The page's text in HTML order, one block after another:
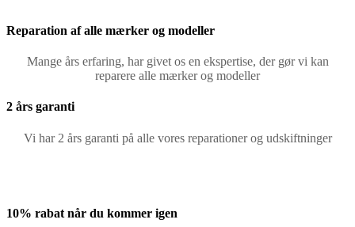
Reparation af alle mærker og modeller
Mange års erfaring, har givet os en ekspertise, der gør vi kan
reparere alle mærker og modeller
2 års garanti
Vi har 2 års garanti på alle vores reparationer og udskiftninger
10% rabat når du kommer igen